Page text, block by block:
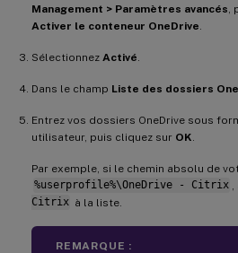
Management > Paramètres avancés
Activer le conteneur OneDrive
Sélectionnez Activé
Dans le champ Liste des dossiers
Entrez vos dossiers OneDrive sous
utilisateur, puis cliquez sur OK
Par exemple, si le chemin absolu de
%userprofile%\OneDrive - Citrix
Citrix à la liste.
REMARQUE :